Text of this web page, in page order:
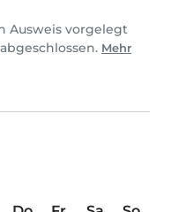
Ausweis vorgelegt
Mehr